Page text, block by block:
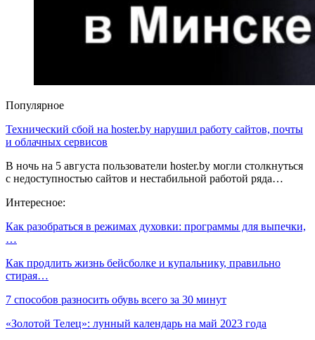
Популярное
Технический сбой на hoster.by нарушил работу сайтов, почты
и облачных сервисов
В ночь на 5 августа пользователи hoster.by могли столкнуться
с недоступностью сайтов и нестабильной работой ряда…
Интересное:
Как разобраться в режимах духовки: программы для выпечки,
…
Как продлить жизнь бейсболке и купальнику, правильно
стирая…
7 способов разносить обувь всего за 30 минут
«Золотой Телец»: лунный календарь на май 2023 года